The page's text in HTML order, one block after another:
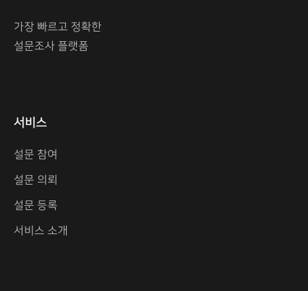
가장 빠르고 정확한
설문조사 플랫폼
서비스
설문 참여
설문 의뢰
설문 등록
서비스 소개